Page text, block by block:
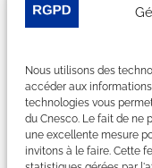
Nous utilisons des
accéder aux
technologies vous
du Cnesco. Le fait de ne
une excellente mesure
invitons à le faire. Cette
LinkedIn
YouTube
Facebook
Bluesky